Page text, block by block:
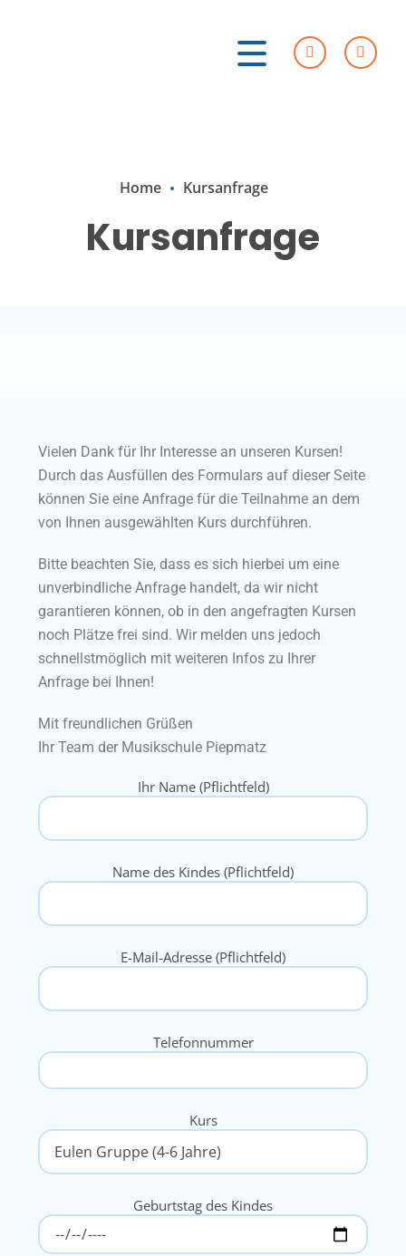
Home Kursanfrage
Kursanfrage
Vielen Dank für Ihr Interesse an unseren Kursen!
Durch das Ausfüllen des Formulars auf dieser Seite
können Sie eine Anfrage für die Teilnahme an dem
von Ihnen ausgewählten Kurs durchführen.
Bitte beachten Sie, dass es sich hierbei um eine
unverbindliche Anfrage handelt, da wir nicht
garantieren können, ob in den angefragten Kursen
noch Plätze frei sind. Wir melden uns jedoch
schnellstmöglich mit weiteren Infos zu Ihrer
Anfrage bei Ihnen!
Mit freundlichen Grüßen
Ihr Team der Musikschule Piepmatz
Ihr Name (Pflichtfeld)
Name des Kindes (Pflichtfeld)
E-Mail-Adresse (Pflichtfeld)
Telefonnummer
Kurs
Geburtstag des Kindes